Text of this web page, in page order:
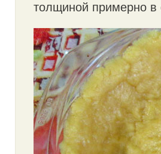
толщиной примерно в